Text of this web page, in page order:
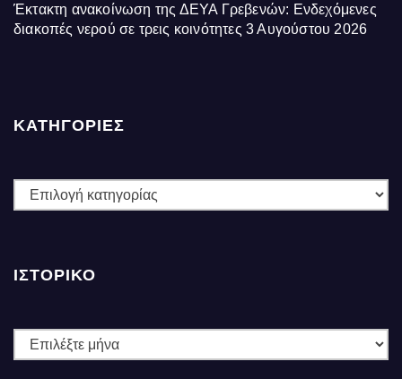
Έκτακτη ανακοίνωση της ΔΕΥΑ Γρεβενών: Ενδεχόμενες
διακοπές νερού σε τρεις κοινότητες 3 Αυγούστου 2026
ΚΑΤΗΓΟΡΙΕΣ
ΚΑΤΗΓΟΡΙΕΣ
ΙΣΤΟΡΙΚΌ
Ιστορικό